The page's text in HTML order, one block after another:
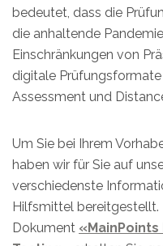
bedeutet, dass die
die anhaltende
Einschränkungen von
digitale
Assessment und
Um Sie bei Ihrem
haben wir für Sie auf
verschiedenste
Hilfsmittel bereitgestellt.
Dokument